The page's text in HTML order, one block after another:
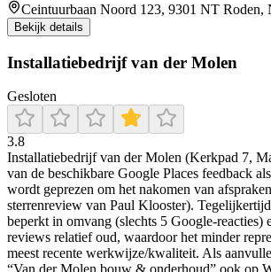
Ceintuurbaan Noord 123, 9301 NT Roden,
Bekijk details
Installatiebedrijf van der Molen
Gesloten
3.8
Installatiebedrijf van der Molen (Kerkpad 7,
van de beschikbare Google Places feedback
wordt geprezen om het nakomen van
sterrenreview van Paul Klooster).
beperkt in omvang (slechts 5 Google-reacties)
reviews relatief oud, waardoor het minder
meest recente werkwijze/kwaliteit. Als